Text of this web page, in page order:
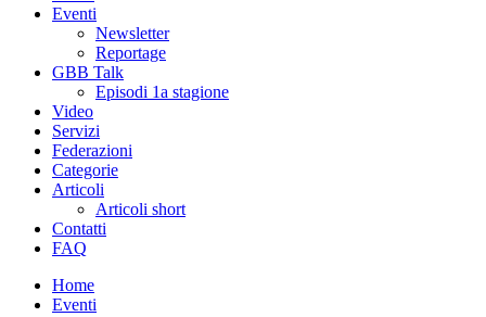
Eventi
Newsletter
Reportage
GBB Talk
Episodi 1a stagione
Video
Servizi
Federazioni
Categorie
Articoli
Articoli short
Contatti
FAQ
Home
Eventi